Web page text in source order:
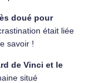
doué pour
était liée
savoir !
de Vinci et le
situé